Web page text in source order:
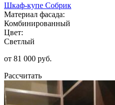
Шкаф-купе Собрик
Материал фасада:
Комбинированный
Цвет:
Светлый
от 81 000 руб.
Рассчитать